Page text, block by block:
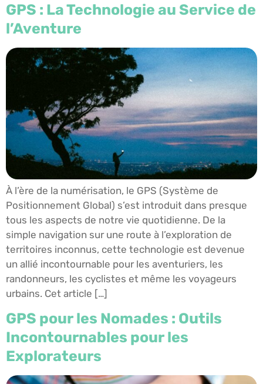
GPS : La Technologie au Service de
l’Aventure
À l’ère de la numérisation, le GPS (Système de
Positionnement Global) s’est introduit dans presque
tous les aspects de notre vie quotidienne. De la
simple navigation sur une route à l’exploration de
territoires inconnus, cette technologie est devenue
un allié incontournable pour les aventuriers, les
randonneurs, les cyclistes et même les voyageurs
urbains. Cet article […]
GPS pour les Nomades : Outils
Incontournables pour les
Explorateurs